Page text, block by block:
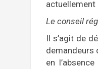
Le conseil
Il s’agit de
demandeurs
en